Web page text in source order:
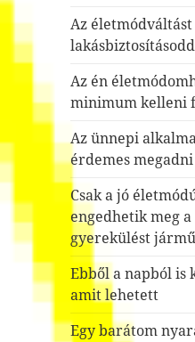
Az
Az én
minimum kelleni
Az ünnepi
érdemes
Csak a jó
engedhetik meg
gyerekülést
Ebből a napból is
amit lehetett
Egy barátom